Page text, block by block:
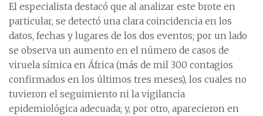
El especialista destacó que al analizar este brote en
particular, se detectó una clara coincidencia en los
datos, fechas y lugares de los dos eventos; por un lado
se observa un aumento en el número de casos de
viruela símica en África (más de mil 300 contagios
confirmados en los últimos tres meses), los cuales no
tuvieron el seguimiento ni la vigilancia
epidemiológica adecuada; y, por otro, aparecieron en